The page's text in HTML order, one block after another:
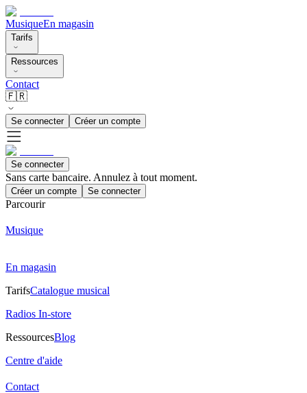
MusiqueEn magasin
Tarifs
Ressources
Contact
🇫🇷
Se connecter Créer un compte
Se connecter
Sans carte bancaire. Annulez à tout moment.
Créer un compte Se connecter
Parcourir
Musique
En magasin
TarifsCatalogue musical
Radios In-store
RessourcesBlog
Centre d'aide
Contact